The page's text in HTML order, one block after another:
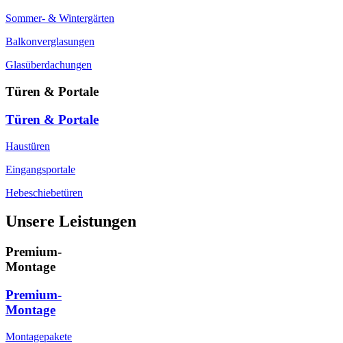
Sommer- & Wintergärten
Balkonverglasungen
Glasüberdachungen
Türen & Portale
Türen & Portale
Haustüren
Eingangsportale
Hebeschiebetüren
Unsere Leistungen
Premium-
Montage
Premium-
Montage
Montagepakete